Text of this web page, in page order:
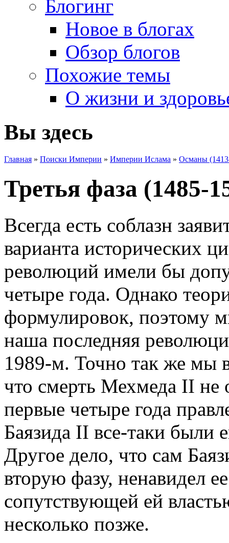
Блогинг
Новое в блогах
Обзор блогов
Похожие темы
О жизни и
Вы здесь
Главная » Поиски Империи » Империи Ислама » Османы
Третья фаза (1485-
Всегда есть соблазн
варианта исторических
революций имели бы
четыре года. Однако
формулировок, поэтому
наша последняя
1989-м. Точно так же мы
что смерть Мехмеда II не
первые четыре года
Баязида II все-таки были
Другое дело, что сам
вторую фазу, ненавидел
сопутствующей ей
несколько позже.